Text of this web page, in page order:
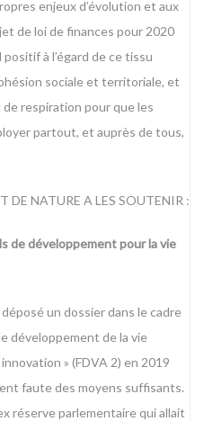
enjeux d’évolution et aux
de loi de finances pour 2020
positif à l’égard de ce tissu
sociale et territoriale, et
de respiration pour que les
partout, et auprès de tous,
DE NATURE A LES SOUTENIR :
de développement pour la vie
un dossier dans le cadre
développement de la vie
» (FDVA 2) en 2019
faute des moyens suffisants.
réserve parlementaire qui allait